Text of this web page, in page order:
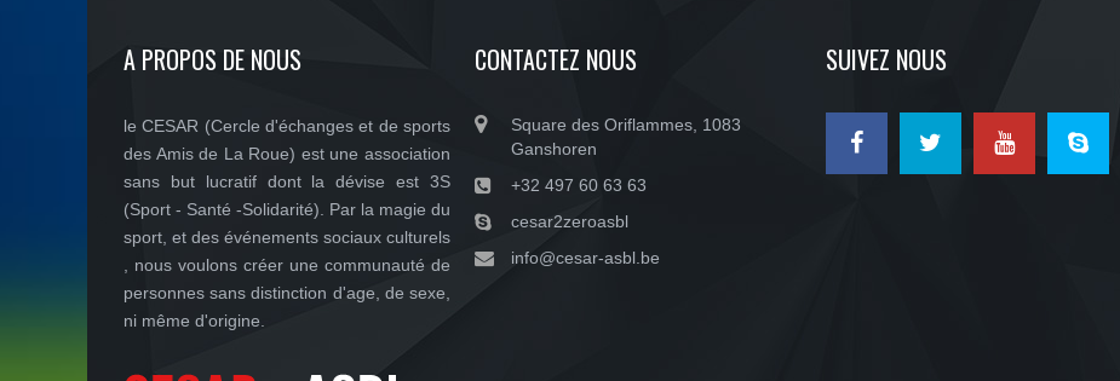
A PROPOS DE NOUS
le CESAR (Cercle d'échanges et de sports
des Amis de La Roue) est une association
sans but lucratif dont la dévise est 3S
(Sport - Santé -Solidarité). Par la magie du
sport, et des événements sociaux culturels
, nous voulons créer une communauté de
personnes sans distinction d'age, de sexe,
ni même d'origine.
CONTACTEZ NOUS
Square des Oriflammes, 1083
Ganshoren
+32 497 60 63 63
cesar2zeroasbl
info@cesar-asbl.be
SUIVEZ NOUS